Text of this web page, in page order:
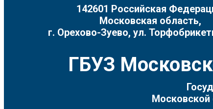
142601 Российская
Московская область,
г. Орехово-Зуево, ул.
ГБУЗ
Московской